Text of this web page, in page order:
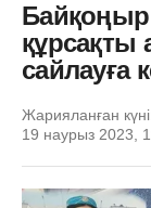
құрсақты
сайлауға
Жарияланған
19 наурыз 2023,